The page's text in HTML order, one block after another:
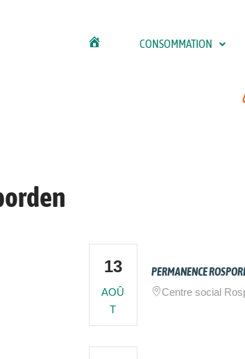
CLCV
CONSOMMATION
13
AOÛ
T
PERMANENCE
Centre social